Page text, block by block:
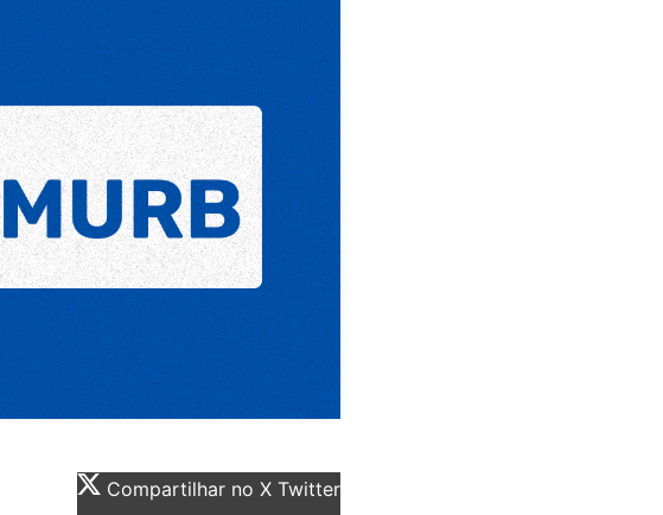
Compartilhar no X Twitter